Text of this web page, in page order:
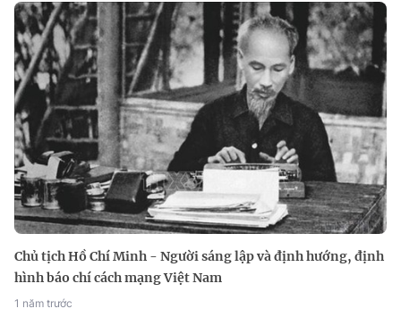
Chủ tịch Hồ Chí Minh - Người sáng lập và định hướng, định
hình báo chí cách mạng Việt Nam
1 năm trước